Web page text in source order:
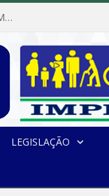
Dispensa de Licitação Nº 7/2026-300404-I (CONTRATAÇÃO DE EMPRESA PARA MANUTENÇÃO E REPARAÇÃO DE APARELHOS DE AR CONDICIONADO, EM ATENDIMENTO ÀS NECESSIDADES DO INSTITUTO DE PREVIDÊNCIA MUNICIPAL DE PORTEL/PA)
LEGISLAÇÃO